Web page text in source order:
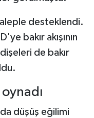
desteklendi.
bakır akışının
de bakır
düşüş eğilimi